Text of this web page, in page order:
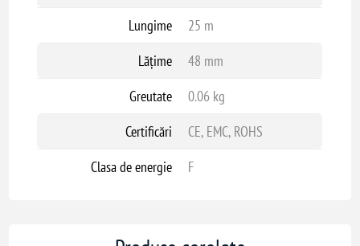
Lungime
25 m
Lățime
48 mm
Greutate
0.06 kg
Certificări
CE, EMC, ROHS
Clasa de energie
F